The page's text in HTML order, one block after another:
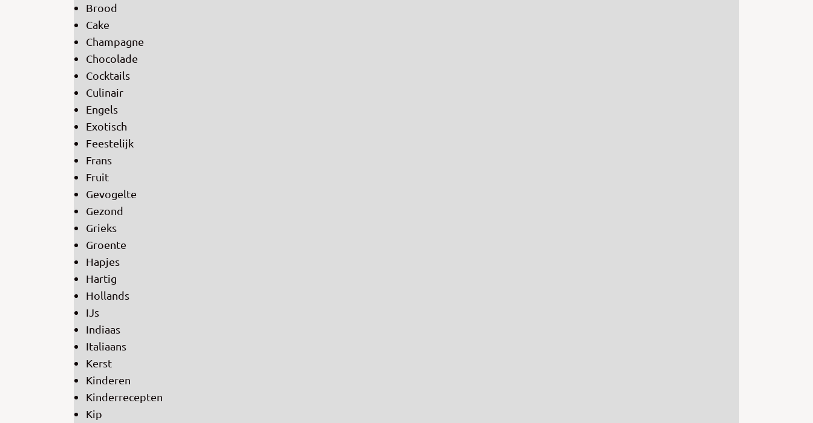
Brood
Cake
Champagne
Chocolade
Cocktails
Culinair
Engels
Exotisch
Feestelijk
Frans
Fruit
Gevogelte
Gezond
Grieks
Groente
Hapjes
Hartig
Hollands
IJs
Indiaas
Italiaans
Kerst
Kinderen
Kinderrecepten
Kip